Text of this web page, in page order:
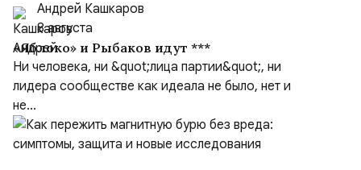
Андрей Кашкаров
8 августа
«Яблоко» и Рыбаков идут ***
Ни человека, ни &quot;лица партии&quot;, ни
лидера сообществе как идеала не было, нет и
не...